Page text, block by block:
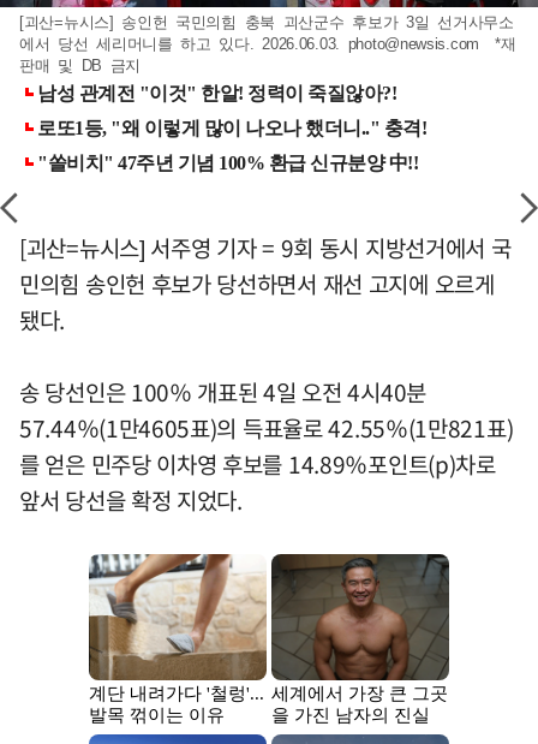
[괴산=뉴시스] 송인헌 국민의힘 충북 괴산군수 후보가 3일 선거사무소
에서 당선 세리머니를 하고 있다. 2026.06.03. photo@newsis.com *재
판매 및 DB 금지
[괴산=뉴시스] 서주영 기자 = 9회 동시 지방선거에서 국
민의힘 송인헌 후보가 당선하면서 재선 고지에 오르게
됐다.
송 당선인은 100％ 개표된 4일 오전 4시40분
57.44％(1만4605표)의 득표율로 42.55％(1만821표)
를 얻은 민주당 이차영 후보를 14.89％포인트(p)차로
앞서 당선을 확정 지었다.